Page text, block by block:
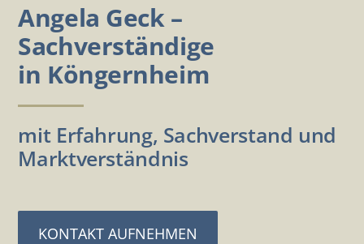
Angela Geck –
Sachverständige
in Köngernheim
mit Erfahrung, Sachverstand und
Marktverständnis
KONTAKT AUFNEHMEN